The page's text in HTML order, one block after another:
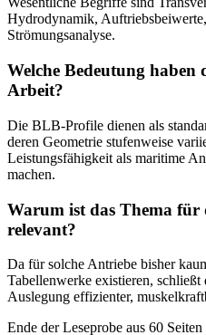
Hydrodynamik,
Strömungsanalyse.
Welche Bedeutung
Arbeit?
Die BLB-Profile dienen als
deren Geometrie stufenweise
Leistungsfähigkeit als maritime
machen.
Warum ist das Thema für
relevant?
Da für solche Antriebe bisher
Tabellenwerke existieren,
Auslegung effizienter,
Ende der Leseprobe aus 60